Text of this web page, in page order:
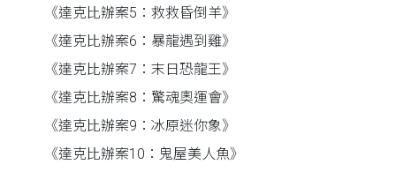
《達克比辦案5：救救昏倒羊》
《達克比辦案6：暴龍遇到雞》
《達克比辦案7：末日恐龍王》
《達克比辦案8：驚魂奧運會》
《達克比辦案9：冰原迷你象》
《達克比辦案10：鬼屋美人魚》